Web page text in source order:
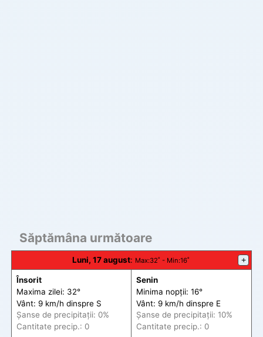
Săptămâna următoare
Luni, 17 august: Max:32˚ - Min:16˚ +
Însorit
Maxima zilei: 32°
Vânt: 9 km/h dinspre S
Șanse de precipitații: 0%
Cantitate precip.: 0
Senin
Minima nopții: 16°
Vânt: 9 km/h dinspre E
Șanse de precipitații: 10%
Cantitate precip.: 0